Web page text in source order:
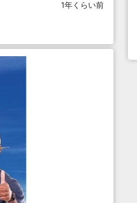
1年くらい前